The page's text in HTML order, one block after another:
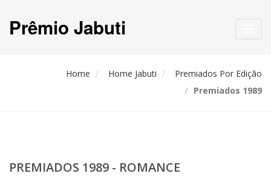
Prêmio Jabuti
Home Home Jabuti
Premiados Por Edição
Premiados 1989
PREMIADOS 1989 - ROMANCE